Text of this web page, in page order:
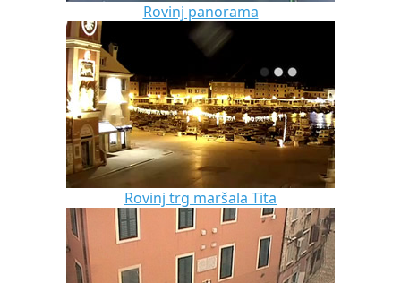
Rovinj panorama
Rovinj trg maršala Tita